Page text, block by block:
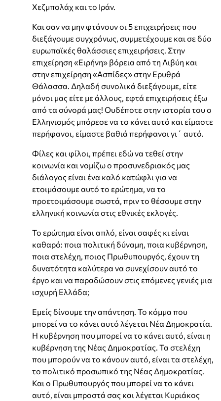
Χεζμπολάχ και το Ιράν.
Και σαν να μην φτάνουν οι 5 επιχειρήσεις που
διεξάγουμε συγχρόνως, συμμετέχουμε και σε δύο
ευρωπαϊκές θαλάσσιες επιχειρήσεις. Στην
επιχείρηση «Ειρήνη» βόρεια από τη Λιβύη και
στην επιχείρηση «Ασπίδες» στην Ερυθρά
Θάλασσα. Δηλαδή συνολικά διεξάγουμε, είτε
μόνοι μας είτε με άλλους, εφτά επιχειρήσεις έξω
από τα σύνορά μας! Ουδέποτε στην ιστορία του ο
Ελληνισμός μπόρεσε να το κάνει αυτό και είμαστε
περήφανοι, είμαστε βαθιά περήφανοι γι΄ αυτό.
Φίλες και φίλοι, πρέπει εδώ να τεθεί στην
κοινωνία και νομίζω ο προσυνεδριακός μας
διάλογος είναι ένα καλό κατώφλι για να
ετοιμάσουμε αυτό το ερώτημα, να το
προετοιμάσουμε σωστά, πριν το θέσουμε στην
ελληνική κοινωνία στις εθνικές εκλογές.
Το ερώτημα είναι απλό, είναι σαφές κι είναι
καθαρό: ποια πολιτική δύναμη, ποια κυβέρνηση,
ποια στελέχη, ποιος Πρωθυπουργός, έχουν τη
δυνατότητα καλύτερα να συνεχίσουν αυτό το
έργο και να παραδώσουν στις επόμενες γενιές μια
ισχυρή Ελλάδα;
Εμείς δίνουμε την απάντηση. Το κόμμα που
μπορεί να το κάνει αυτό λέγεται Νέα Δημοκρατία.
Η κυβέρνηση που μπορεί να το κάνει αυτό, είναι η
κυβέρνηση της Νέας Δημοκρατίας. Τα στελέχη
που μπορούν να το κάνουν αυτό, είναι τα στελέχη,
το πολιτικό προσωπικό της Νέας Δημοκρατίας.
Και ο Πρωθυπουργός που μπορεί να το κάνει
αυτό, είναι μπροστά σας και λέγεται Κυριάκος